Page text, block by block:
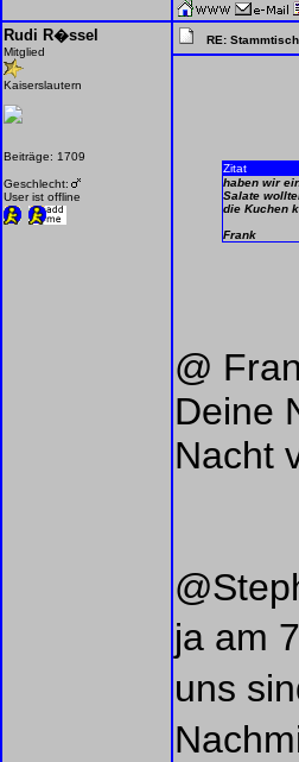
Rudi R�ssel
Mitglied
Kaiserslautern
Beiträge: 1709
Geschlecht:
User ist offline
RE:
Zitat
haben wir
Salate
die Kuchen
Frank
@
Deine
Nacht
ja am
uns